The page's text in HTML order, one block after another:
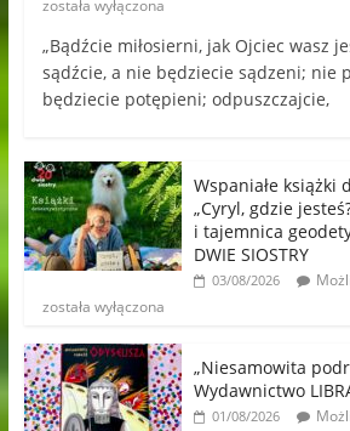
została wyłączona
„Bądźcie miłosierni, jak Ojciec wasz
sądźcie, a nie będziecie sądzeni; nie
będziecie potępieni; odpuszczajcie,
Wspaniałe książki
„Cyryl, gdzie
i tajemnica
DWIE SIOSTRY
03/08/2026
została wyłączona
„Niesamowita
Wydawnictwo
01/08/2026